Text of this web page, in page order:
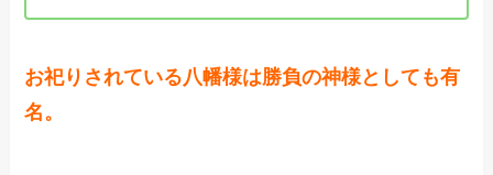
お祀りされている八幡様は勝負の神様としても有
名。